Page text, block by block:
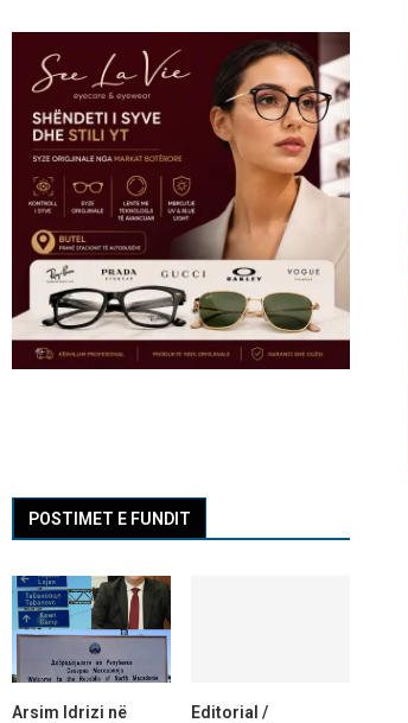
POSTIMET E FUNDIT
Arsim Idrizi në
Editorial /